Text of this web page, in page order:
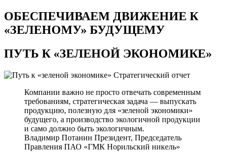
ОБЕСПЕЧИВАЕМ ДВИЖЕНИЕ К
«ЗЕЛЕНОМУ» БУДУЩЕМУ
ПУТЬ К«ЗЕЛЕНОЙ ЭКОНОМИКЕ»
Стратегический отчет
Компании важно не просто отвечать современным
требованиям, стратегическая задача — выпускать
продукцию, полезную для «зеленой экономики»
будущего, а производство экологичной продукции
и само должно быть экологичным.
Владимир Потанин Президент, Председатель
Правления ПАО «ГМК Норильский никель»